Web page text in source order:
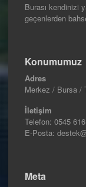
Burası kendinizi
geçenlerden
Konumumuz
Adres
Merkez / Bursa /
İletişim
Telefon: 0545
E-Posta:
Meta